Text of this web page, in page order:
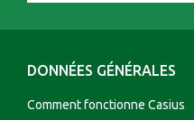
DONNÉES GÉNÉRALES
Comment fonctionne Casius